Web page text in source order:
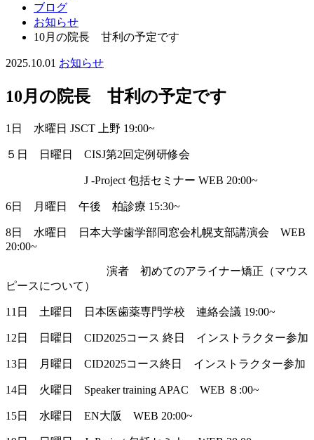
ブログ
お知らせ
10月の院長 甘利の予定です
2025.10.01 お知らせ
10月の院長 甘利の予定です
1日 水曜日 JSCT 上野 19:00~
５日 日曜日 CISJ第2回定例研修会
J -Project 包括セミナー WEB 20:00~
6日 月曜日 午後 柏診療 15:30~
8日 水曜日 日本大学歯学部同窓会札幌支部講演会 WEB
20:00~
演者 初めてのアライナー矯正（マウス
ピースについて）
11日 土曜日 日本医歯薬専門学校 連絡会議 19:00~
12日 日曜日 CID2025コース 終日 インストラクター参加
13日 月曜日 CID2025コース終日 インストラクター参加
14日 火曜日 Speaker training APAC WEB ８:00~
15日 水曜日 EN大阪 WEB 20:00~